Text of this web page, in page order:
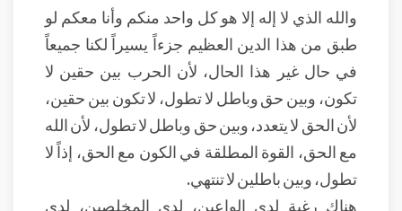
والله الذي لا إله إلا هو كل واحد منكم وأنا معكم لو
طبق من هذا الدين العظيم جزءاً يسيراً لكنا جميعاً
في حال غير هذا الحال، لأن الحرب بين حقين لا
تكون، وبين حق وباطل لا تطول، لا تكون بين حقين،
لأن الحق لا يتعدد، وبين حق وباطل لا تطول، لأن الله
مع الحق، القوة المطلقة في الكون مع الحق، إذاً لا
تطول، وبين باطلين لا تنتهي.
هناك رغبة لدى الواعين، لدى المخلصين، لدى